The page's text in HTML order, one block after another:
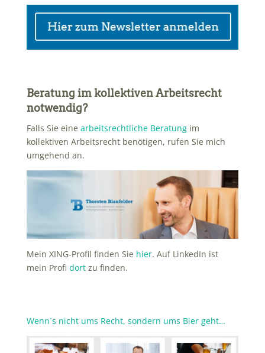
Beratung im kollektiven Arbeitsrecht
notwendig?
Falls Sie eine arbeitsrechtliche Beratungim
kollektiven Arbeitsrecht benötigen, rufen Sie mich
umgehend an.
Mein XING-Profil finden Sie hier. Auf LinkedIn ist
mein Profi dortzu finden.
Wenn´s nicht ums Recht, sondern ums Bier geht…